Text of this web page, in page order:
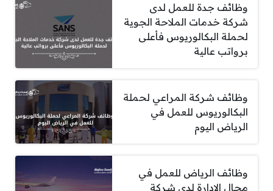
وظائف جدة للعمل لدى
شركة خدمات الملاحة الجوية
لحملة البكالوريوس فأعلى
برواتب عالية
وظائف شركة المراعي لحملة
البكالوريوس للعمل في
الرياض اليوم
وظائف الرياض للعمل في
مجال الادارة لدى شركة